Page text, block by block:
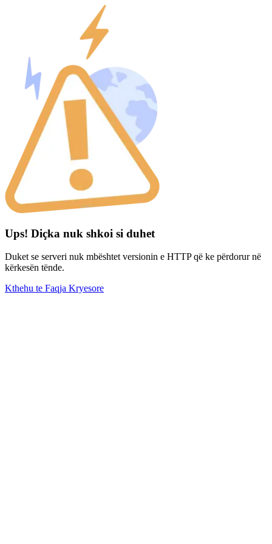
Ups! Diçka nuk shkoi si duhet
Duket se serveri nuk mbështet versionin e HTTP që ke përdorur në
kërkesën tënde.
Kthehu te Faqja Kryesore